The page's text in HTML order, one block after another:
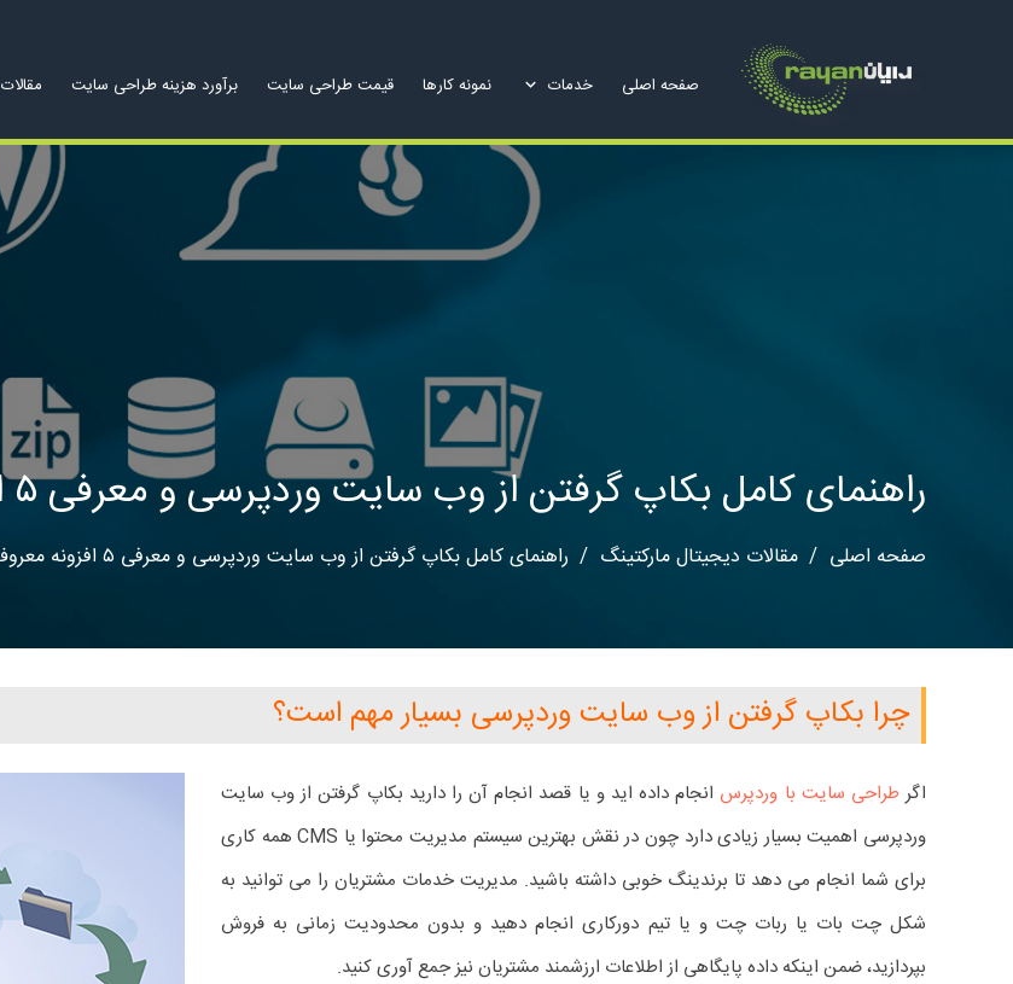
صفحه اصلی خدمات نمونه کارها قیمت طراحی سایت برآورد هزینه طراحی سایت مقالات
راهنمای کامل بکاپ گرفتن از وب سایت وردپرسی و معرفی ۵ افزونه معروف
صفحه اصلی / مقالات دیجیتال مارکتینگ / راهنمای کامل بکاپ گرفتن از وب سایت وردپرسی و معرفی ۵ افزونه معروف
چرا بکاپ گرفتن از وب سایت وردپرسی بسیار مهم است؟
اگر طراحی سایت با وردپرس انجام داده اید و یا قصد انجام آن را دارید بکاپ گرفتن از وب سایت
وردپرسی اهمیت بسیار زیادی دارد چون در نقش بهترین سیستم مدیریت محتوا یا CMS همه کاری
برای شما انجام می دهد تا برندینگ خوبی داشته باشید. مدیریت خدمات مشتریان را می توانید به
شکل چت بات یا ربات چت و یا تیم دورکاری انجام دهید و بدون محدودیت زمانی به فروش
بپردازید، ضمن اینکه داده پایگاهی از اطلاعات ارزشمند مشتریان نیز جمع آوری کنید.